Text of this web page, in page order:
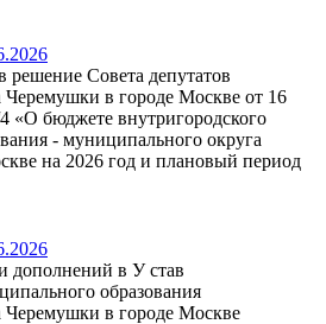
Совета депутатов
в городе Москве от 16
«О бюджете внутригородского
- муниципального округа
на 2026 год и плановый период
дополнений в У став
образования
Черемушки в городе Москве